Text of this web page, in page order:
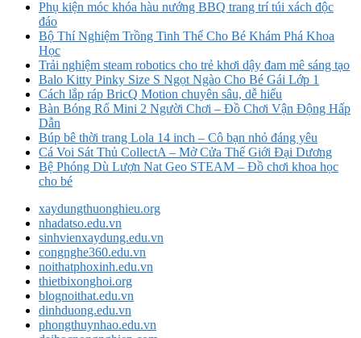
Phụ kiện móc khóa hàu nướng BBQ trang trí túi xách độc
đáo
Bộ Thí Nghiệm Trồng Tinh Thể Cho Bé Khám Phá Khoa
Học
Trải nghiệm steam robotics cho trẻ khơi dậy đam mê sáng tạo
Balo Kitty Pinky Size S Ngọt Ngào Cho Bé Gái Lớp 1
Cách lắp ráp BricQ Motion chuyên sâu, dễ hiểu
Bàn Bóng Rổ Mini 2 Người Chơi – Đồ Chơi Vận Động Hấp
Dẫn
Búp bê thời trang Lola 14 inch – Cô bạn nhỏ đáng yêu
Cá Voi Sát Thủ CollectA – Mở Cửa Thế Giới Đại Dương
Bệ Phóng Dù Lượn Nat Geo STEAM – Đồ chơi khoa học
cho bé
xaydungthuonghieu.org
nhadatso.edu.vn
sinhvienxaydung.edu.vn
congnghe360.edu.vn
noithatphoxinh.edu.vn
thietbixonghoi.org
blognoithat.edu.vn
dinhduong.edu.vn
phongthuynhao.edu.vn